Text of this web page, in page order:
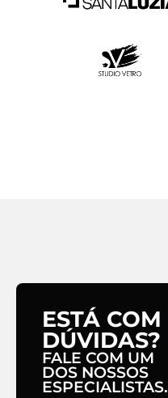
ESTÁ COM
DÚVIDAS?
FALE COM UM
DOS NOSSOS
ESPECIALISTAS.